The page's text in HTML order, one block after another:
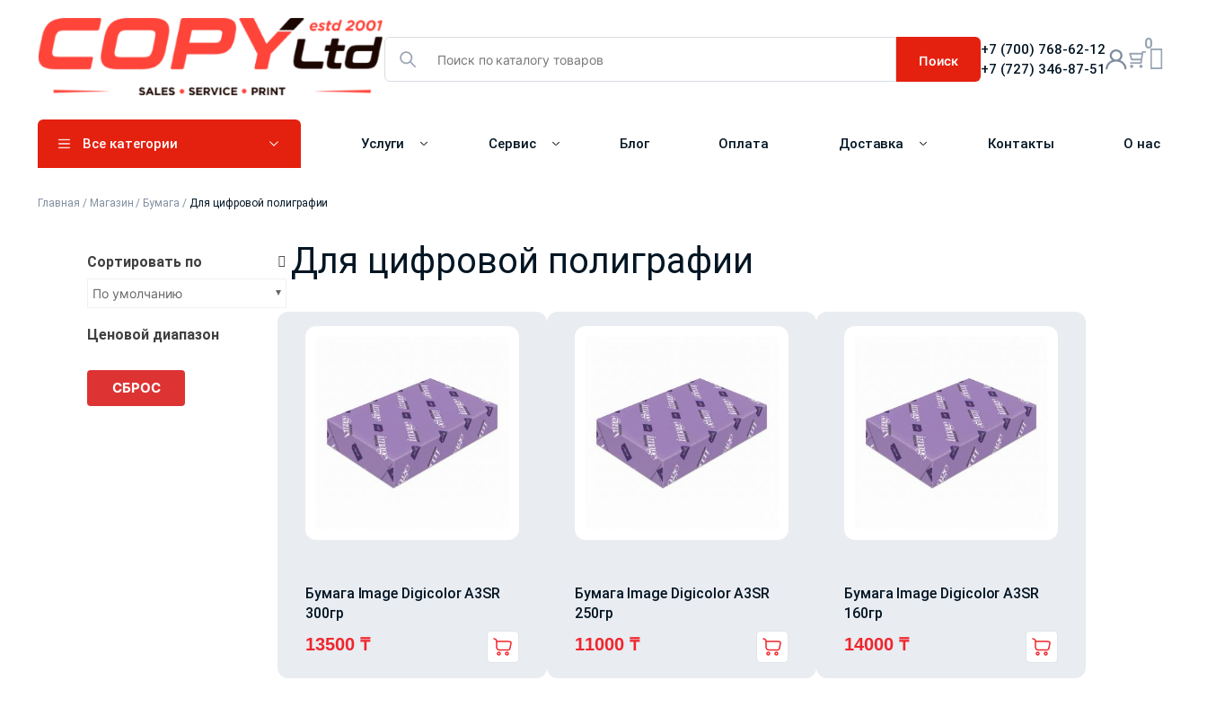
Поиск
+7 (700) 768-62-12
+7 (727) 346-87-51
0
Все категории Услуги Сервис Блог Оплата Доставка Контакты О нас
Главная / Магазин / Бумага /⁠Для цифровой полиграфии
Сортировать по
По умолчанию
Ценовой диапазон
СБРОС
⁠Для цифровой полиграфии
Бумага Image Digicolor A3SR
300гр
13500 ₸
Бумага Image Digicolor A3SR
250гр
11000 ₸
Бумага Image Digicolor A3SR
160гр
14000 ₸